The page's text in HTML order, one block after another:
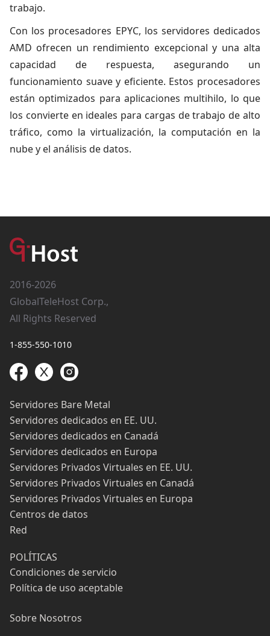
trabajo.
Con los procesadores EPYC, los servidores dedicados
AMD ofrecen un rendimiento excepcional y una alta
capacidad de respuesta, asegurando un
funcionamiento suave y eficiente. Estos procesadores
están optimizados para aplicaciones multihilo, lo que
los convierte en ideales para cargas de trabajo de alto
tráfico, como la virtualización, la computación en la
nube y el análisis de datos.
2016-2026
GlobalTeleHost Corp.,
All Rights Reserved
1-855-550-1010
Servidores Bare Metal
Servidores dedicados en EE. UU.
Servidores dedicados en Canadá
Servidores dedicados en Europa
Servidores Privados Virtuales en EE. UU.
Servidores Privados Virtuales en Canadá
Servidores Privados Virtuales en Europa
Centros de datos
Red
POLÍTICAS
Condiciones de servicio
Política de uso aceptable
Sobre Nosotros